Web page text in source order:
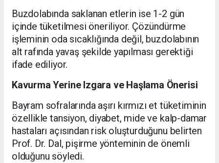
Buzdolabında saklanan etlerin ise 1-2 gün
içinde tüketilmesi öneriliyor. Çözündürme
işleminin oda sıcaklığında değil, buzdolabının
alt rafında yavaş şekilde yapılması gerektiği
ifade ediliyor.
Kavurma Yerine Izgara ve Haşlama Önerisi
Bayram sofralarında aşırı kırmızı et tüketiminin
özellikle tansiyon, diyabet, mide ve kalp-damar
hastaları açısından risk oluşturduğunu belirten
Prof. Dr. Dal, pişirme yönteminin de önemli
olduğunu söyledi.